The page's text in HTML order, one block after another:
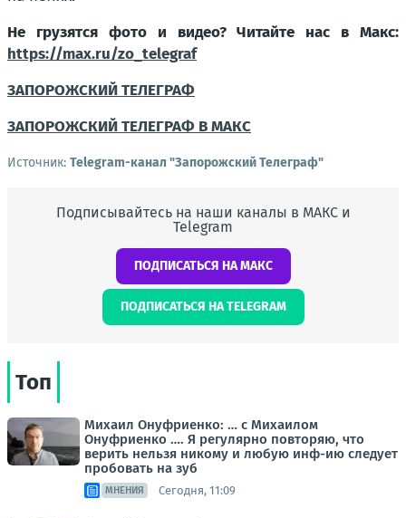
Не грузятся фото и видео? Читайте нас в Макс:
https://max.ru/zo_telegraf
ЗАПОРОЖСКИЙ ТЕЛЕГРАФ
ЗАПОРОЖСКИЙ ТЕЛЕГРАФ В МАКС
Источник: Telegram-канал "Запорожский Телеграф"
Подписывайтесь на наши каналы в МАКС и
Telegram
ПОДПИСАТЬСЯ НА МАКС
ПОДПИСАТЬСЯ НА TELEGRAM
Топ
Михаил Онуфриенко: … с Михаилом
Онуфриенко …. Я регулярно повторяю, что
верить нельзя никому и любую инф-ию следует
пробовать на зуб
МНЕНИЯ Сегодня, 11:09